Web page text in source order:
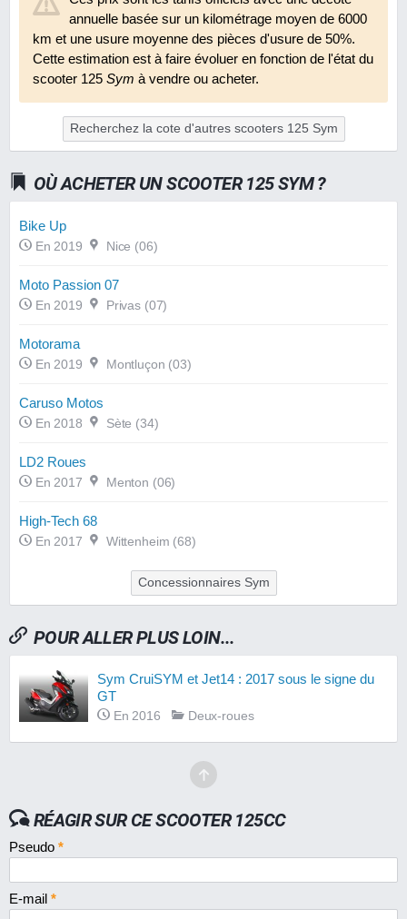
annuelle basée sur un kilométrage moyen de 6000
km et une usure moyenne des pièces d'usure de 50%.
Cette estimation est à faire évoluer en fonction de l'état du
scooter 125 Sym à vendre ou acheter.
Recherchez la cote d'autres scooters 125 Sym
OÙ ACHETER UN SCOOTER 125 SYM ?
Bike Up
En 2019 Nice (06)
Moto Passion 07
En 2019 Privas (07)
Motorama
En 2019 Montluçon (03)
Caruso Motos
En 2018 Sète (34)
LD2 Roues
En 2017 Menton (06)
High-Tech 68
En 2017 Wittenheim (68)
Concessionnaires Sym
POUR ALLER PLUS LOIN...
Sym CruiSYM et Jet14 : 2017 sous le signe du
GT
En 2016 Deux-roues
RÉAGIR SUR CE SCOOTER 125CC
Pseudo *
E-mail *